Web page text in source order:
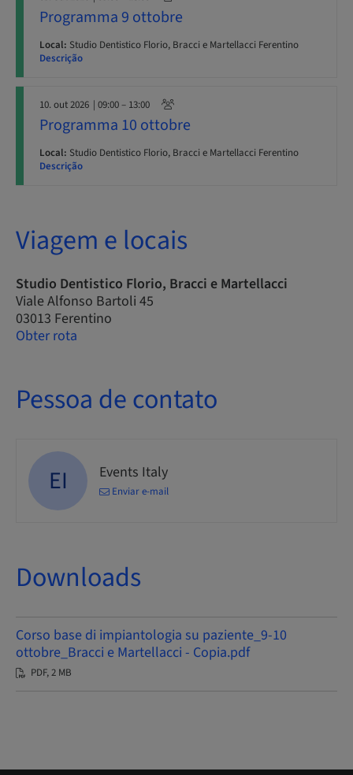
Programma 9 ottobre
Local: Studio Dentistico Florio, Bracci e Martellacci Ferentino
Descrição
10. out 2026 | 09:00 – 13:00
Programma 10 ottobre
Local: Studio Dentistico Florio, Bracci e Martellacci Ferentino
Descrição
Viagem e locais
Studio Dentistico Florio, Bracci e Martellacci
Viale Alfonso Bartoli 45
03013 Ferentino
Obter rota
Pessoa de contato
EI Events Italy
Enviar e-mail
Downloads
Corso base di impiantologia su paziente_9-10
ottobre_Bracci e Martellacci - Copia.pdf
PDF, 2 MB